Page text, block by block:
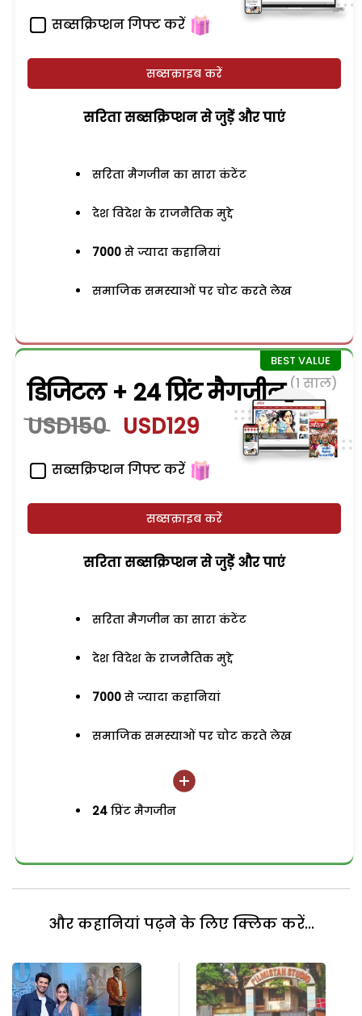
सब्सक्रिप्शन गिफ्ट करें
सब्सक्राइब करें
सरिता सब्सक्रिप्शन से जुड़ेें और पाएं
सरिता मैगजीन का सारा कंटेंट
देश विदेश के राजनैतिक मुद्दे
7000 से ज्यादा कहानियां
समाजिक समस्याओं पर चोट करते लेख
डिजिटल + 24 प्रिंट मैगजीन (1 साल)
USD150 USD129
सब्सक्रिप्शन गिफ्ट करें
सब्सक्राइब करें
सरिता सब्सक्रिप्शन से जुड़ेें और पाएं
सरिता मैगजीन का सारा कंटेंट
देश विदेश के राजनैतिक मुद्दे
7000 से ज्यादा कहानियां
समाजिक समस्याओं पर चोट करते लेख
24 प्रिंट मैगजीन
और कहानियां पढ़ने के लिए क्लिक करें...